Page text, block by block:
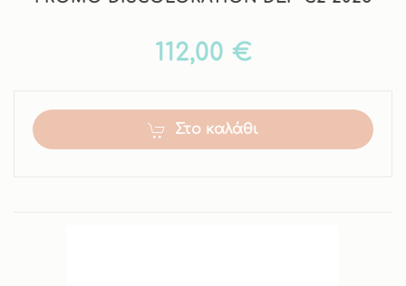
112,00 €
Στο καλάθι